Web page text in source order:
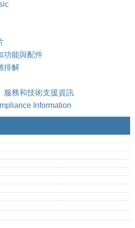
功能與配件
排解
服務和技術支援資訊
Information